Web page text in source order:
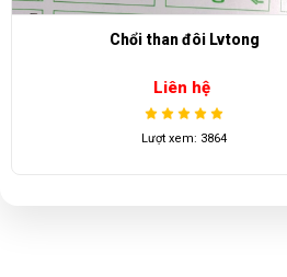
Chổi than đôi Lvtong
Liên hệ
Lượt xem: 3864